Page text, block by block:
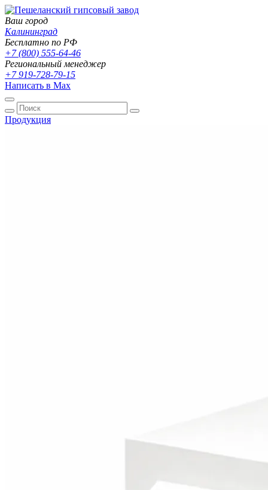
Ваш город
Калининград
Бесплатно по РФ
+7 (800) 555-64-46
Региональный менеджер
+7 919-728-79-15
Написать в Max
Продукция